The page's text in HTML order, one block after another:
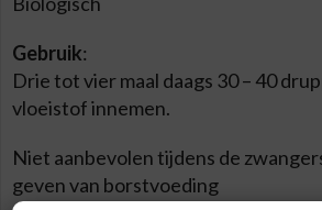
Gebruik:
Drie tot vier maal daags 30 – 40
vloeistof innemen.
Niet aanbevolen tijdens de
geven van borstvoeding